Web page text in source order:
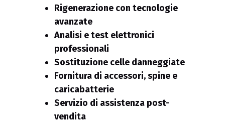
Rigenerazione con tecnologie
avanzate
Analisi e test elettronici
professionali
Sostituzione celle danneggiate
Fornitura di accessori, spine e
caricabatterie
Servizio di assistenza post-
vendita